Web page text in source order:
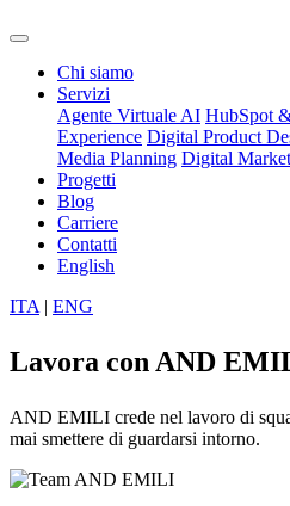
Chi siamo
Servizi
Agente Virtuale AI HubSpot
Experience Digital Product
Media Planning Digital
Progetti
Blog
Carriere
Contatti
English
ITA | ENG
Lavora con AND
AND EMILI crede nel lavoro di
mai smettere di guardarsi intorno.